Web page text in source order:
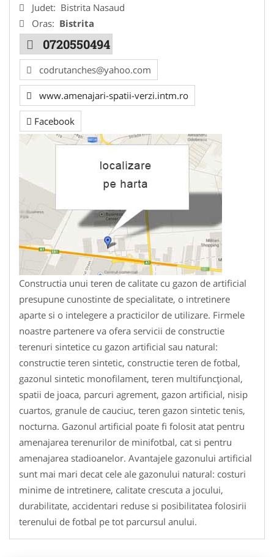
Judet: Bistrita Nasaud
Oras: Bistrita
0720550494
codrutanches@yahoo.com
www.amenajari-spatii-verzi.intm.ro
Facebook
Constructia unui teren de calitate cu gazon de artificial
presupune cunostinte de specialitate, o intretinere
aparte si o intelegere a practicilor de utilizare. Firmele
noastre partenere va ofera servicii de constructie
terenuri sintetice cu gazon artificial sau natural:
constructie teren sintetic, constructie teren de fotbal,
gazonul sintetic monofilament, teren multifuncțional,
spatii de joaca, parcuri agrement, gazon artificial, nisip
cuartos, granule de cauciuc, teren gazon sintetic tenis,
nocturna. Gazonul artificial poate fi folosit atat pentru
amenajarea terenurilor de minifotbal, cat si pentru
amenajarea stadioanelor. Avantajele gazonului artificial
sunt mai mari decat cele ale gazonului natural: costuri
minime de intretinere, calitate crescuta a jocului,
durabilitate, accidentari reduse si posibilitatea folosirii
terenului de fotbal pe tot parcursul anului.